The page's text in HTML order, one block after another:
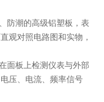
防潮的高级铝塑板，表
观对照电路图和实物，
面板上检测仪表与外部
压、电流、频率信号